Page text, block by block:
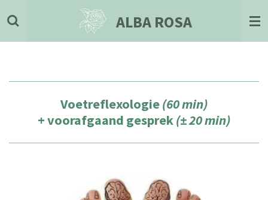
direct
naar
ALBA ROSA
Voetreflexologie(60 min)
+ voorafgaand gesprek(± 20 min)